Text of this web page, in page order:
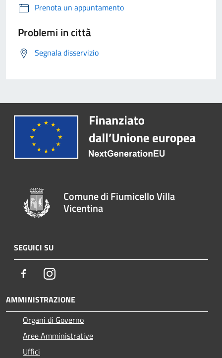
Prenota un appuntamento
Problemi in città
Segnala disservizio
Comune di Fiumicello Villa
Vicentina
SEGUICI SU
FacebookInstagram
AMMINISTRAZIONE
Organi di Governo
Aree Amministrative
Uffici